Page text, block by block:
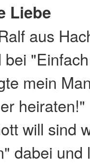
Liebe
aus
mein
will sind
dabei und